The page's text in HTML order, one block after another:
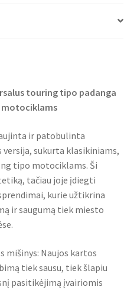
touring tipo padanga
motociklams
ir patobulinta
sukurta klasikiniams,
tipo motociklams. Ši
tačiau joje įdiegti
kurie užtikrina
ir saugumą tiek miesto
mišinys: Naujos kartos
tiek sausu, tiek šlapiu
pasitikėjimą įvairiomis